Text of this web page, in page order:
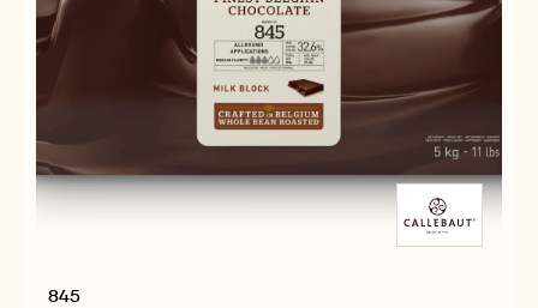
845